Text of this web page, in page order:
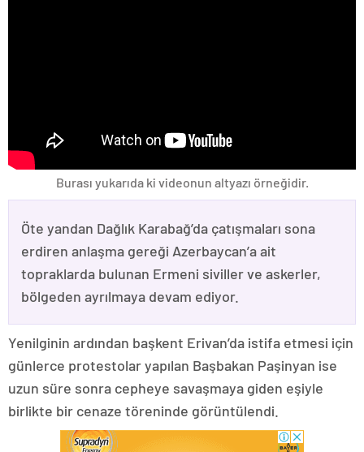
Burası yukarıda ki videonun altyazı örneğidir.
Öte yandan Dağlık Karabağ’da çatışmaları sona
erdiren anlaşma gereği Azerbaycan’a ait
topraklarda bulunan Ermeni siviller ve askerler,
bölgeden ayrılmaya devam ediyor.
Yenilginin ardından başkent Erivan’da istifa etmesi için
günlerce protestolar yapılan Başbakan Paşinyan ise
uzun süre sonra cepheye savaşmaya giden eşiyle
birlikte bir cenaze töreninde görüntülendi.